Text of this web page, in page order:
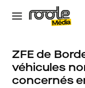
ZFE de
véhicules
concernés